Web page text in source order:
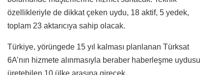
özellikleriyle de dikkat çeken uydu, 18 aktif, 5 yedek,
toplam 23 aktarıcıya sahip olacak.
Türkiye, yörüngede 15 yıl kalması planlanan Türksat
6A’nın hizmete alınmasıyla beraber haberleşme uydusu